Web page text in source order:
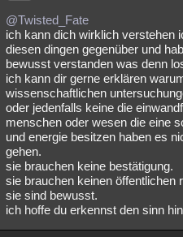
@Twisted_Fate
ich kann dich wirklich verstehen
diesen dingen gegenüber und
bewusst verstanden was denn
ich kann dir gerne erklären
wissenschaftlichen
oder jedenfalls keine die
menschen oder wesen die eine
und energie besitzen haben es
gehen.
sie brauchen keine bestätigung.
sie brauchen keinen öffentlichen
sie sind bewusst.
ich hoffe du erkennst den sinn